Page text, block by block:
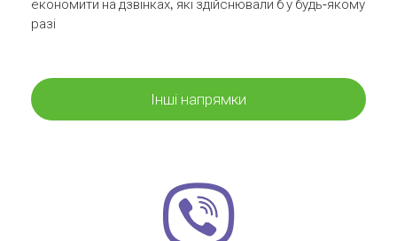
економити на дзвінках, які здійснювали б у будь-якому
разі
Інші напрямки